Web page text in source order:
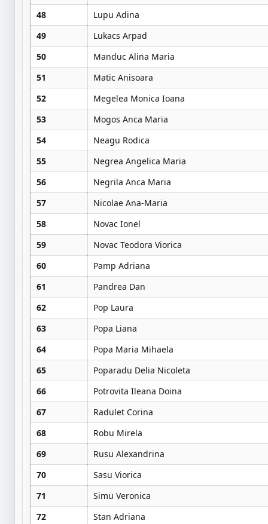
48
Lupu Adina
49
Lukacs Arpad
50
Manduc Alina Maria
51
Matic Anisoara
52
Megelea Monica Ioana
53
Mogos Anca Maria
54
Neagu Rodica
55
Negrea Angelica Maria
56
Negrila Anca Maria
57
Nicolae Ana-Maria
58
Novac Ionel
59
Novac Teodora Viorica
60
Pamp Adriana
61
Pandrea Dan
62
Pop Laura
63
Popa Liana
64
Popa Maria Mihaela
65
Poparadu Delia Nicoleta
66
Potrovita Ileana Doina
67
Radulet Corina
68
Robu Mirela
69
Rusu Alexandrina
70
Sasu Viorica
71
Simu Veronica
72
Stan Adriana